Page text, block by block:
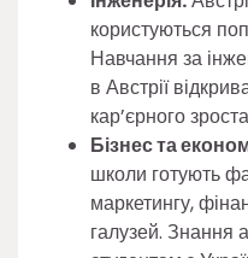
користуються
Навчання за
в Австрії
кар’єрного
Бізнес та
школи готують
маркетингу,
галузей. Знання